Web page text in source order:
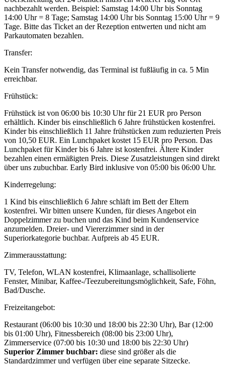
nachbezahlt werden. Beispiel: Samstag 14:00 Uhr bis Sonntag
14:00 Uhr = 8 Tage; Samstag 14:00 Uhr bis Sonntag 15:00 Uhr = 9
Tage. Bitte das Ticket an der Rezeption entwerten und nicht am
Parkautomaten bezahlen.
Transfer:
Kein Transfer notwendig, das Terminal ist fußläufig in ca. 5 Min
erreichbar.
Frühstück:
Frühstück ist von 06:00 bis 10:30 Uhr für 21 EUR pro Person
erhältlich. Kinder bis einschließlich 6 Jahre frühstücken kostenfrei.
Kinder bis einschließlich 11 Jahre frühstücken zum reduzierten Preis
von 10,50 EUR. Ein Lunchpaket kostet 15 EUR pro Person. Das
Lunchpaket für Kinder bis 6 Jahre ist kostenfrei. Ältere Kinder
bezahlen einen ermäßigten Preis. Diese Zusatzleistungen sind direkt
über uns zubuchbar. Early Bird inklusive von 05:00 bis 06:00 Uhr.
Kinderregelung:
1 Kind bis einschließlich 6 Jahre schläft im Bett der Eltern
kostenfrei. Wir bitten unsere Kunden, für dieses Angebot ein
Doppelzimmer zu buchen und das Kind beim Kundenservice
anzumelden. Dreier- und Viererzimmer sind in der
Superiorkategorie buchbar. Aufpreis ab 45 EUR.
Zimmerausstattung:
TV, Telefon, WLAN kostenfrei, Klimaanlage, schallisolierte
Fenster, Minibar, Kaffee-/Teezubereitungsmöglichkeit, Safe, Föhn,
Bad/Dusche.
Freizeitangebot:
Restaurant (06:00 bis 10:30 und 18:00 bis 22:30 Uhr), Bar (12:00
bis 01:00 Uhr), Fitnessbereich (08:00 bis 23:00 Uhr),
Zimmerservice (07:00 bis 10:30 und 18:00 bis 22:30 Uhr)
Superior Zimmer buchbar: diese sind größer als die
Standardzimmer und verfügen über eine separate Sitzecke.